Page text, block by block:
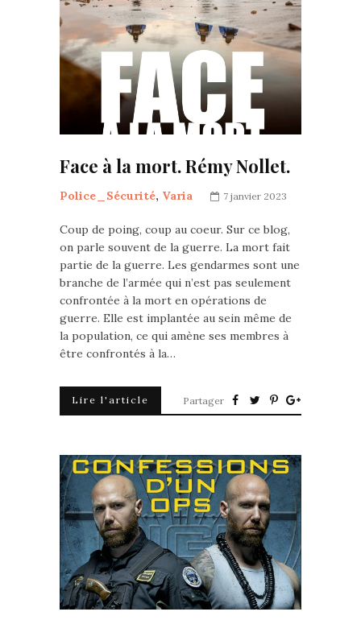
Face à la mort. Rémy Nollet.
Police_Sécurité, Varia 7 janvier 2023
Coup de poing, coup au coeur. Sur ce blog,
on parle souvent de la guerre. La mort fait
partie de la guerre. Les gendarmes sont une
branche de l’armée qui n’est pas seulement
confrontée à la mort en opérations de
guerre. Elle est implantée au sein même de
la population, ce qui amène ses membres à
être confrontés à la…
Lire l'article Partager